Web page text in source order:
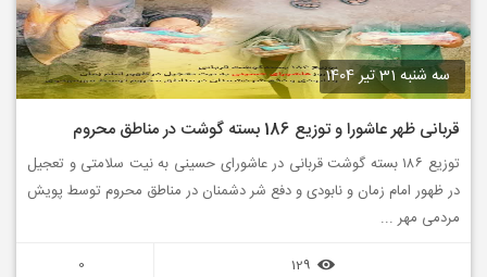
سه شنبه 31 تیر 1404
قربانی ظهر عاشورا و توزیع 186 بسته گوشت در مناطق محروم
توزیع ۱۸۶ بسته گوشت‌ قربانی در عاشورای حسینی به نیت سلامتی و تعجیل
در ظهور امام زمان و نابودی و دفع شر دشمنان در مناطق محروم توسط پویش
مردمی مهر ...